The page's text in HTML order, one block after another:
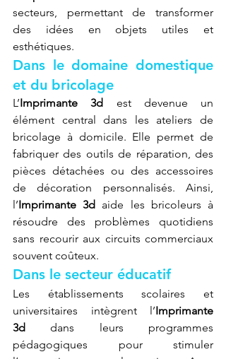
secteurs, permettant de transformer
des idées en objets utiles et
esthétiques.
Dans le domaine domestique
et du bricolage
L’Imprimante 3d est devenue un
élément central dans les ateliers de
bricolage à domicile. Elle permet de
fabriquer des outils de réparation, des
pièces détachées ou des accessoires
de décoration personnalisés. Ainsi,
l’Imprimante 3d aide les bricoleurs à
résoudre des problèmes quotidiens
sans recourir aux circuits commerciaux
souvent coûteux.
Dans le secteur éducatif
Les établissements scolaires et
universitaires intègrent l’Imprimante
3d dans leurs programmes
pédagogiques pour stimuler